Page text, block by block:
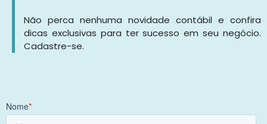
Não perca nenhuma novidade contábil e confira
dicas exclusivas para ter sucesso em seu negócio.
Cadastre-se.